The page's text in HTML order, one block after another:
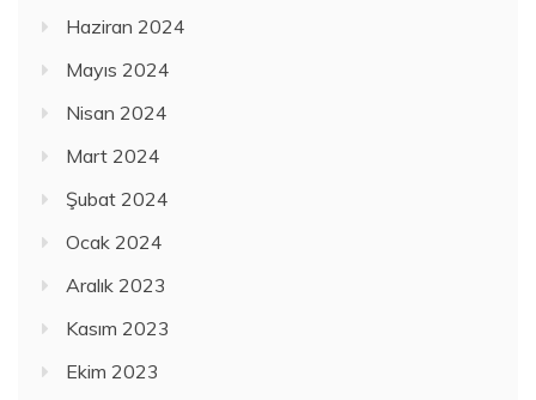
Haziran 2024
Mayıs 2024
Nisan 2024
Mart 2024
Şubat 2024
Ocak 2024
Aralık 2023
Kasım 2023
Ekim 2023